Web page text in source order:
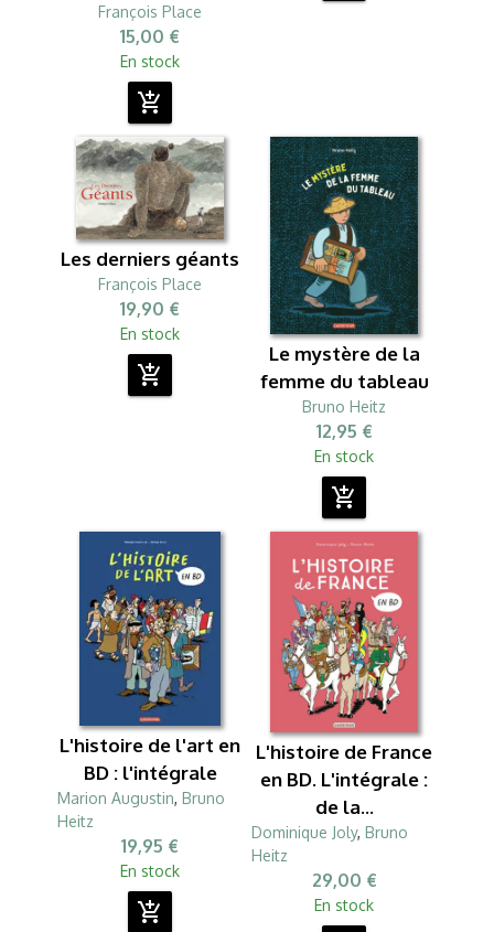
François Place
15,00 €
En stock
add_shopping_cart
Les derniers géants
François Place
19,90 €
En stock
add_shopping_cart
Le mystère de la
femme du tableau
Bruno Heitz
12,95 €
En stock
add_shopping_cart
L'histoire de l'art en
BD : l'intégrale
Marion Augustin, Bruno
Heitz
19,95 €
En stock
add_shopping_cart
L'histoire de France
en BD. L'intégrale :
de la...
Dominique Joly, Bruno
Heitz
29,00 €
En stock